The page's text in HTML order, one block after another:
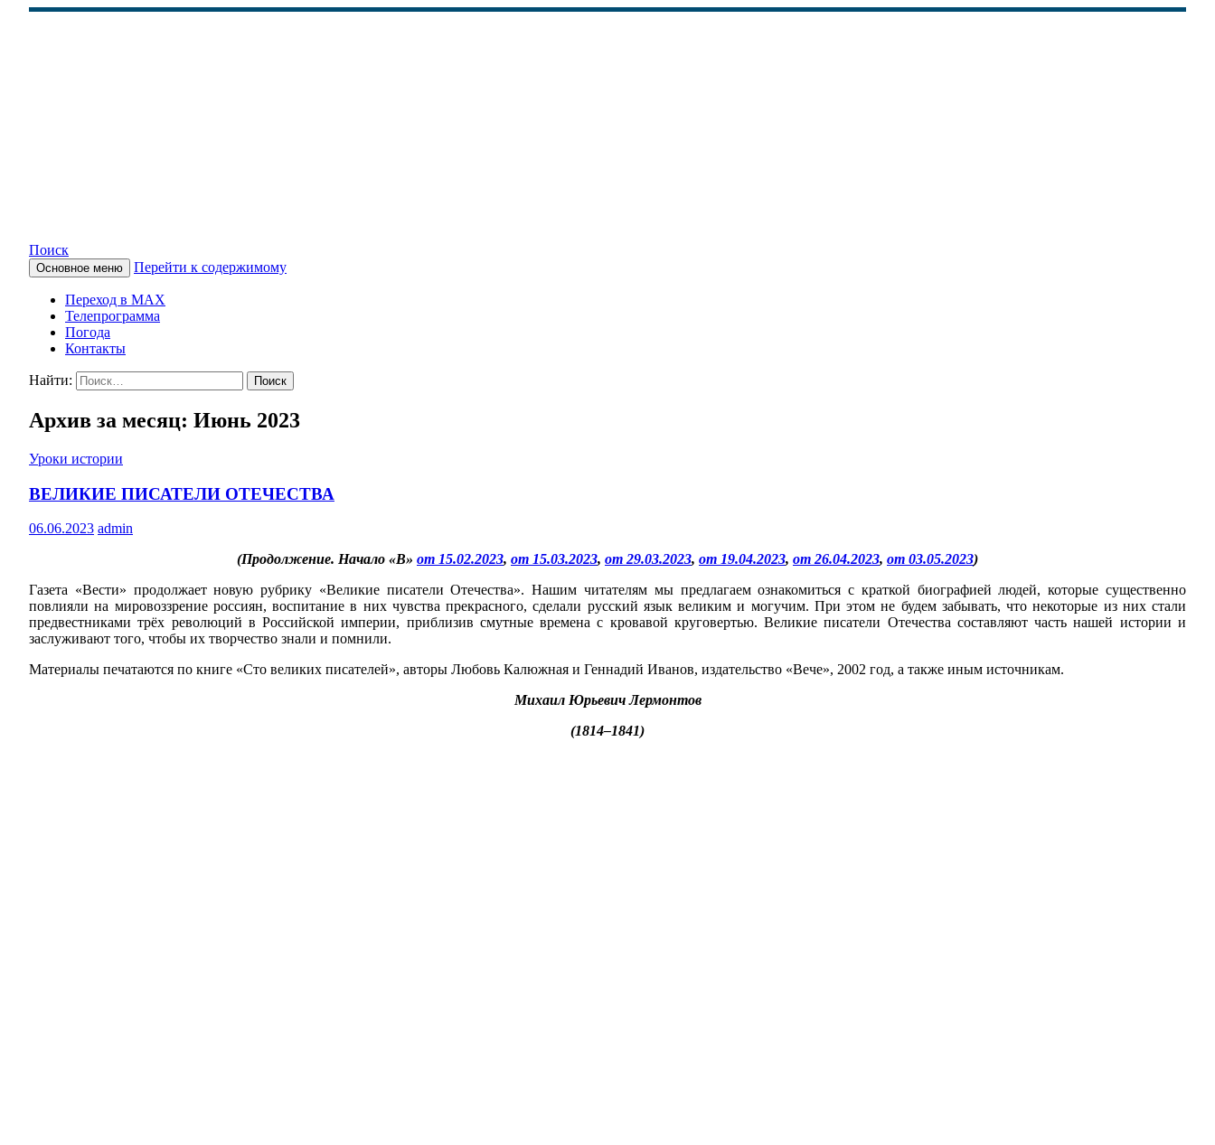
КАМЧАТСКОЕ ИНФОРМАЦИОННОЕ АГЕНТСТВО (КИА «ВЕСТИ»)
Поиск
Основное меню Перейти к содержимому
Переход в MAX
Телепрограмма
Погода
Контакты
Найти:
Архив за месяц: Июнь 2023
Уроки истории
ВЕЛИКИЕ ПИСАТЕЛИ ОТЕЧЕСТВА
06.06.2023 admin
(Продолжение. Начало «В» от 15.02.2023, от 15.03.2023, от 29.03.2023, от 19.04.2023, от 26.04.2023, от 03.05.2023)
Газета «Вести» продолжает новую рубрику «Великие писатели Отечества». Нашим читателям мы предлагаем ознакомиться с краткой биографией людей, которые существенно
повлияли на мировоззрение россиян, воспитание в них чувства прекрасного, сделали русский язык великим и могучим. При этом не будем забывать, что некоторые из них стали
предвестниками трёх революций в Российской империи, приблизив смутные времена с кровавой круговертью. Великие писатели Отечества составляют часть нашей истории и
заслуживают того, чтобы их творчество знали и помнили.
Материалы печатаются по книге «Сто великих писателей», авторы Любовь Калюжная и Геннадий Иванов, издательство «Вече», 2002 год, а также иным источникам.
Михаил Юрьевич Лермонтов
(1814–1841)